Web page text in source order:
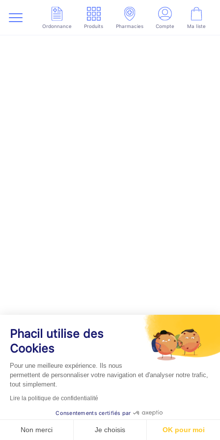
Ordonnance Produits Pharmacies Compte Ma liste
Phacil utilise des
Cookies
Pour une meilleure expérience. Ils nous
permettent de personnaliser votre navigation et d'analyser notre trafic,
tout simplement.
Lire la politique de confidentialité
Consentements certifiés par
Non merci Je choisis OK pour moi